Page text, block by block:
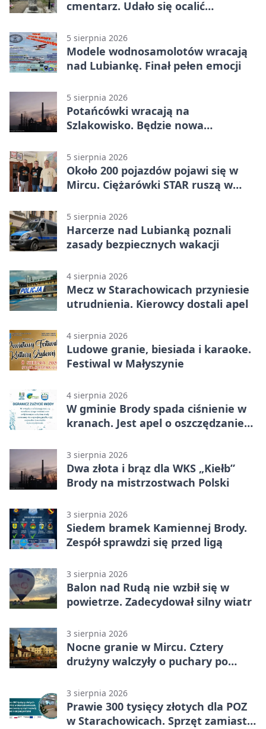
cmentarz. Udało się ocalić
5 sierpnia 2026
Modele wodnosamolotów wracają
nad Lubiankę. Finał pełen emocji
5 sierpnia 2026
Potańcówki wracają na
Szlakowisko. Będzie nowa
5 sierpnia 2026
Około 200 pojazdów pojawi się w
Mircu. Ciężarówki STAR ruszą w
5 sierpnia 2026
Harcerze nad Lubianką poznali
zasady bezpiecznych wakacji
4 sierpnia 2026
Mecz w Starachowicach przyniesie
utrudnienia. Kierowcy dostali apel
4 sierpnia 2026
Ludowe granie, biesiada i karaoke.
Festiwal w Małyszynie
4 sierpnia 2026
W gminie Brody spada ciśnienie w
kranach. Jest apel o oszczędzanie
3 sierpnia 2026
Dwa złota i brąz dla WKS „Kiełb”
Brody na mistrzostwach Polski
3 sierpnia 2026
Siedem bramek Kamiennej Brody.
Zespół sprawdzi się przed ligą
3 sierpnia 2026
Balon nad Rudą nie wzbił się w
powietrze. Zadecydował silny wiatr
3 sierpnia 2026
Nocne granie w Mircu. Cztery
drużyny walczyły o puchary po
3 sierpnia 2026
Prawie 300 tysięcy złotych dla POZ
w Starachowicach. Sprzęt zamiast